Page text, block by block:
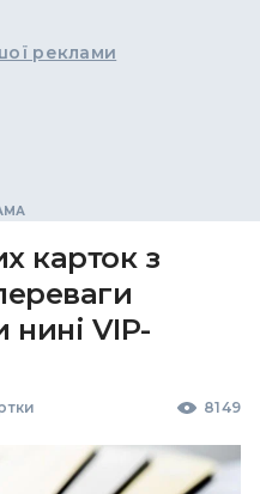
реклами
карток з
VIP-
8149